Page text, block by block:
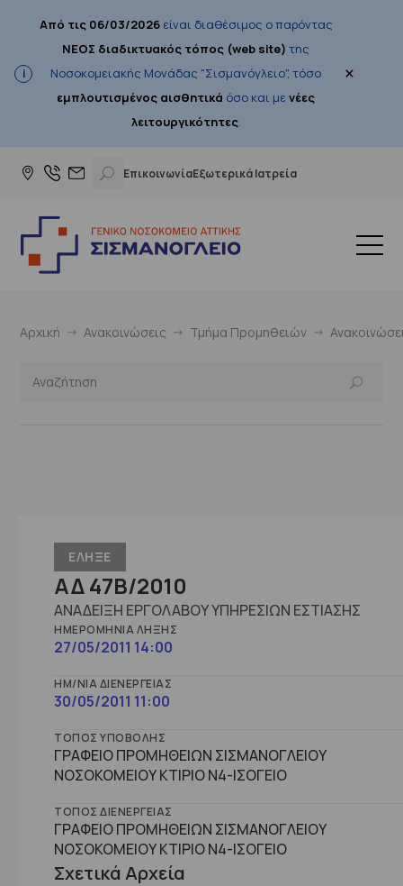
Από τις 06/03/2026είναι διαθέσιμος ο παρόντας
ΝΕΟΣ διαδικτυακός τόπος (web site) της
Νοσοκομειακής Μονάδας "Σισμανόγλειο", τόσο
εμπλουτισμένος αισθητικά όσο και μενέες
λειτουργικότητες.
×
ΕπικοινωνίαΕξωτερικά Ιατρεία
Αρχική Ανακοινώσεις Τμήμα Προμηθειών
ΕΛΗΞΕ
ΑΔ 47B/2010
ΑΝΑΔΕΙΞΗ ΕΡΓΟΛΑΒΟΥ ΥΠΗΡΕΣΙΩΝ ΕΣΤΙΑΣΗΣ
ΗΜΕΡΟΜΗΝΊΑ ΛΉΞΗΣ
27/05/2011 14:00
ΗΜ/ΝΊΑ ΔΙΕΝΈΡΓΕΙΑΣ
30/05/2011 11:00
ΤΌΠΟΣ ΥΠΟΒΟΛΉΣ
ΓΡΑΦΕΙΟ ΠΡΟΜΗΘΕΙΩΝ ΣΙΣΜΑΝΟΓΛΕΙΟΥ
ΝΟΣΟΚΟΜΕΙΟΥ ΚΤΙΡΙΟ Ν4-ΙΣΟΓΕΙΟ
ΤΌΠΟΣ ΔΙΕΝΈΡΓΕΙΑΣ
ΓΡΑΦΕΙΟ ΠΡΟΜΗΘΕΙΩΝ ΣΙΣΜΑΝΟΓΛΕΙΟΥ
ΝΟΣΟΚΟΜΕΙΟΥ ΚΤΙΡΙΟ Ν4-ΙΣΟΓΕΙΟ
Σχετικά Αρχεία